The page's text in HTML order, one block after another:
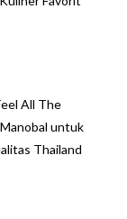
All The
untuk
Thailand